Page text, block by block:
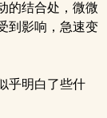
的结合处，微微
到影响，急速变
乎明白了些什